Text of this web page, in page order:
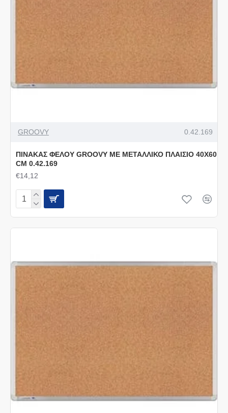
GROOVY 0.42.169
ΠΙΝΑΚΑΣ ΦΕΛΟΥ GROOVY ΜΕ ΜΕΤΑΛΛΙΚΟ ΠΛΑΙΣΙΟ 40Χ60
CΜ 0.42.169
€14,12